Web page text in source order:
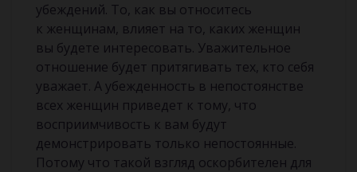
убеждений. То, как вы относитесь
к женщинам, влияет на то, каких женщин
вы будете интересовать. Уважительное
отношение будет притягивать тех, кто себя
уважает. А убежденность в непостоянстве
всех женщин приведет к тому, что
восприимчивость к вам будут
демонстрировать только непостоянные.
Потому что такой взгляд оскорбителен для